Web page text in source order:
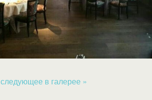
следующее в галерее »